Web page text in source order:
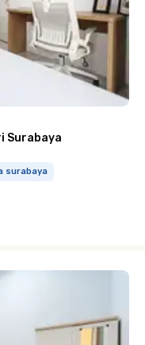
Surabaya
surabaya